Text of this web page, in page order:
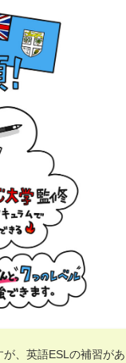
、英語ESLの補習があ